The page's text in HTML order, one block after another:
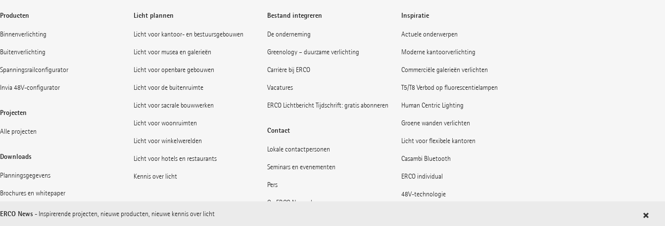
Producten
Binnenverlichting
Buitenverlichting
Spanningsrailconfigurator
Invia 48V-configurator
Projecten
Alle projecten
Downloads
Planningsgegevens
Brochures en whitepaper
Licht plannen
Licht voor kantoor- en bestuursgebouwen
Licht voor musea en galerieën
Licht voor openbare gebouwen
Licht voor de buitenruimte
Licht voor sacrale bouwwerken
Licht voor woonruimten
Licht voor winkelwerelden
Licht voor hotels en restaurants
Kennis over licht
Bestand integreren
De onderneming
Greenology – duurzame verlichting
Carrière bij ERCO
Vacatures
ERCO Lichtbericht Tijdschrift: gratis abonneren
Contact
Lokale contactpersonen
Seminars en evenementen
Pers
Op ERCO News abonneren
Inspiratie
Actuele onderwerpen
Moderne kantoorverlichting
Commerciële galerieën verlichten
T5/T8 Verbod op fluorescentielampen
Human Centric Lighting
Groene wanden verlichten
Licht voor flexibele kantoren
Casambi Bluetooth
ERCO individual
48V-technologie
ERCO News - Inspirerende projecten, nieuwe producten, nieuwe kennis over licht